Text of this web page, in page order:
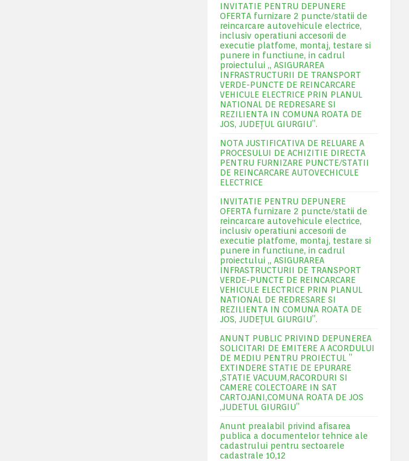
INVITATIE PENTRU DEPUNERE
OFERTA furnizare 2 puncte/statii de
reincarcare autovehicule electrice,
inclusiv operatiuni accesorii de
executie platfome, montaj, testare si
punere in functiune, in cadrul
proiectului „ ASIGURAREA
INFRASTRUCTURII DE TRANSPORT
VERDE-PUNCTE DE REINCARCARE
VEHICULE ELECTRICE PRIN PLANUL
NATIONAL DE REDRESARE SI
REZILIENTA IN COMUNA ROATA DE
JOS, JUDEŢUL GIURGIU”.
NOTA JUSTIFICATIVA DE RELUARE A
PROCESULUI DE ACHIZITIE DIRECTA
PENTRU FURNIZARE PUNCTE/STATII
DE REINCARCARE AUTOVECHICULE
ELECTRICE
INVITATIE PENTRU DEPUNERE
OFERTA furnizare 2 puncte/statii de
reincarcare autovehicule electrice,
inclusiv operatiuni accesorii de
executie platfome, montaj, testare si
punere in functiune, in cadrul
proiectului „ ASIGURAREA
INFRASTRUCTURII DE TRANSPORT
VERDE-PUNCTE DE REINCARCARE
VEHICULE ELECTRICE PRIN PLANUL
NATIONAL DE REDRESARE SI
REZILIENTA IN COMUNA ROATA DE
JOS, JUDEŢUL GIURGIU”.
ANUNT PUBLIC PRIVIND DEPUNEREA
SOLICITARI DE EMITERE A ACORDULUI
DE MEDIU PENTRU PROIECTUL ”
EXTINDERE STATIE DE EPURARE
,STATIE VACUUM,RACORDURI SI
CAMERE COLECTOARE IN SAT
CARTOJANI,COMUNA ROATA DE JOS
,JUDETUL GIURGIU”
Anunt prealabil privind afisarea
publica a documentelor tehnice ale
cadastrului pentru sectoarele
cadastrale 10,12